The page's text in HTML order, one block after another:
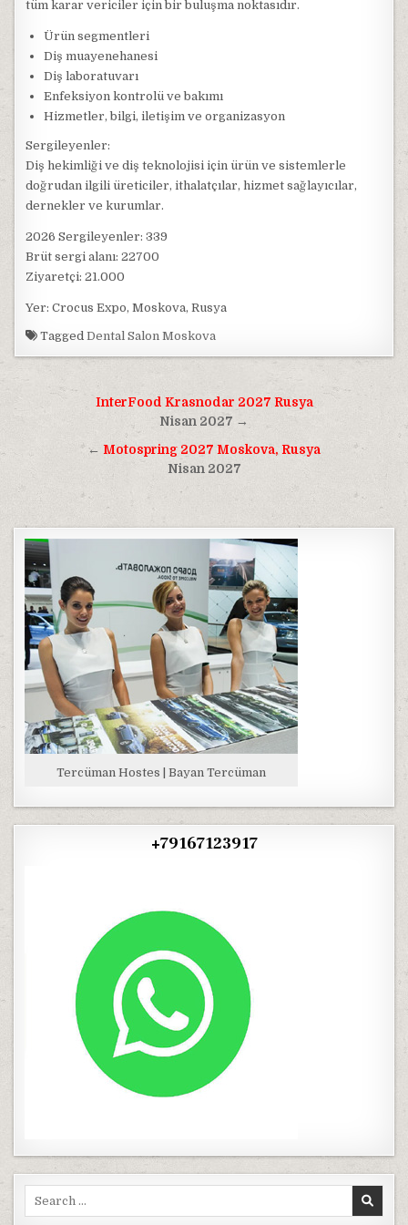
tüm karar vericiler için bir buluşma noktasıdır.
Ürün segmentleri
Diş muayenehanesi
Diş laboratuvarı
Enfeksiyon kontrolü ve bakımı
Hizmetler, bilgi, iletişim ve organizasyon
Sergileyenler:
Diş hekimliği ve diş teknolojisi için ürün ve sistemlerle
doğrudan ilgili üreticiler, ithalatçılar, hizmet sağlayıcılar,
dernekler ve kurumlar.
2026 Sergileyenler: 339
Brüt sergi alanı: 22700
Ziyaretçi: 21.000
Yer: Crocus Expo, Moskova, Rusya
TaggedDental Salon Moskova
Yazı
InterFood Krasnodar 2027 Rusya
Nisan 2027 →
← Motospring 2027 Moskova, Rusya
Nisan 2027
Tercüman Hostes | Bayan Tercüman
+79167123917